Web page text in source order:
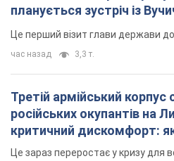
Це зараз переростає у кризу для
4 часа назад 48,6 т.
В окупованій Ялті
валить чорний дим. Фото
Місто, ймовірно, опинилося під
7 часов назад 8,1 т.